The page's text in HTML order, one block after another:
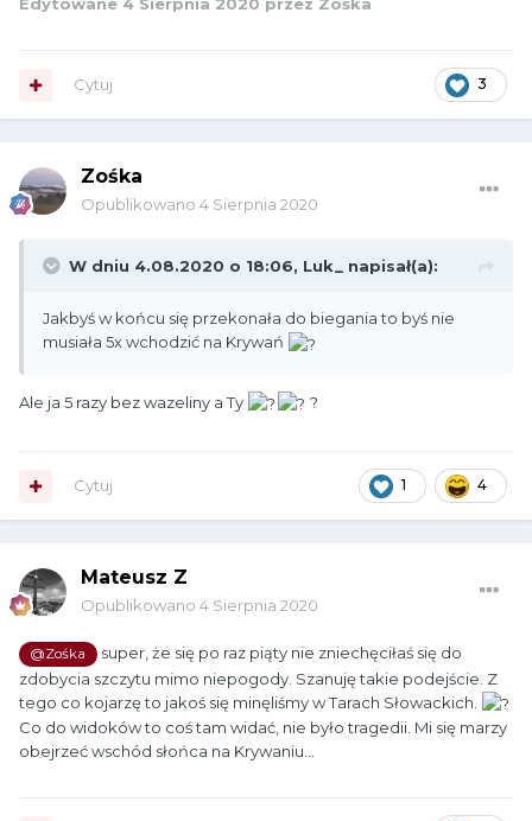
3
Cytuj
Zośka
Opublikowano 4 Sierpnia 2020
W dniu 4.08.2020 o 18:06, Luk_ napisał(a):
Jakbyś w końcu się przekonała do biegania to byś nie
musiała 5x wchodzić na Krywań
Ale ja 5 razy bez wazeliny a Ty ?
1 4
Cytuj
Mateusz Z
Opublikowano 4 Sierpnia 2020
@Zośka
super, że się po raz piąty nie zniechęciłaś się do
zdobycia szczytu mimo niepogody. Szanuję takie podejście. Z
tego co kojarzę to jakoś się minęliśmy w Tarach Słowackich.
Co do widoków to coś tam widać, nie było tragedii. Mi się marzy
obejrzeć wschód słońca na Krywaniu...